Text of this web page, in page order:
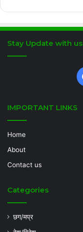
Stay Update with us
IMPORTANT LINKS
Home
About
Contact us
Categories
छग/मप्र